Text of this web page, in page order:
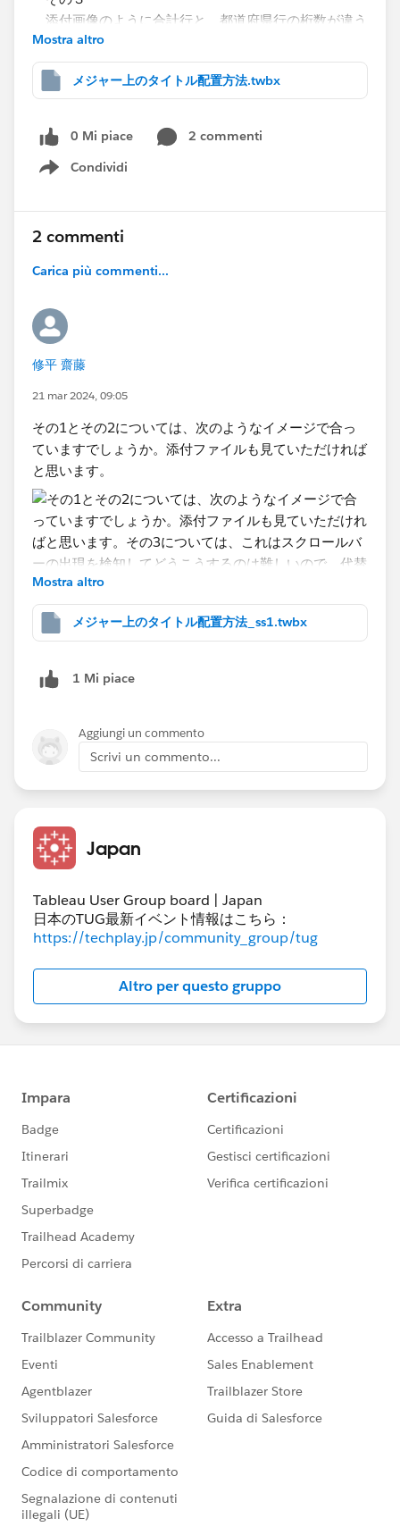
添付画像のように合計行と、都道府県行の桁数が違う
場合、カラムの幅が違ってしまいます。これを回避した
いです。​（合計と都道府県でシートを分けています）
緑・青・黄色で別シートにする事はできません。​
※緑・青・黄色エリアの区別が分かりやすく付くように
したいので、このやり方でなくても大丈夫です。​
​
Mostra altro
メジャー上のタイトル配置方法.twbx
0 Mi piace
2 commenti
Condividi
Show menu
2 commenti
Carica più commenti...
修平 齋藤
21 mar 2024, 09:05
その1とその2については、次のようなイメージで合っ
ていますでしょうか。添付ファイルも見ていただければ
と思います。
してどうこうするのは難しいので、代替案としてはペー
も出てきます。
Mostra altro
メジャー上のタイトル配置方法_ss1.twbx
1 Mi piace
Aggiungi un commento
Scrivi un commento...
Japan
Tableau User Group board | Japan
日本のTUG最新イベント情報はこちら：
https://techplay.jp/community_group/tug
Altro per questo gruppo